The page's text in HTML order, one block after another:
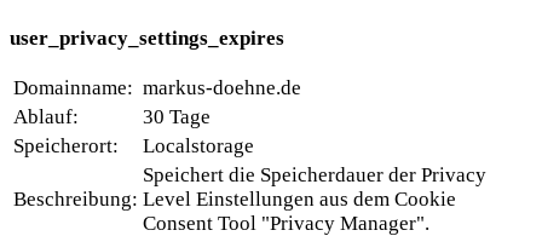
user_privacy_settings_expires
Domainname: markus-doehne.de
Ablauf:
30 Tage
Speicherort:
Localstorage
Beschreibung:
Speichert die Speicherdauer der Privacy
Level Einstellungen aus dem Cookie
Consent Tool "Privacy Manager".